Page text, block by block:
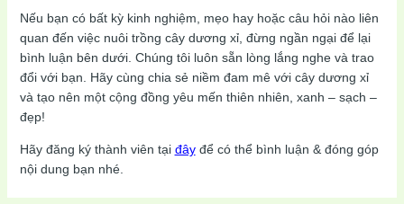
Nếu bạn có bất kỳ kinh nghiệm, mẹo hay hoặc câu hỏi nào liên
quan đến việc nuôi trồng cây dương xỉ, đừng ngần ngại để lại
bình luận bên dưới. Chúng tôi luôn sẵn lòng lắng nghe và trao
đổi với bạn. Hãy cùng chia sẻ niềm đam mê với cây dương xỉ
và tạo nên một cộng đồng yêu mến thiên nhiên, xanh – sạch –
đẹp!
Hãy đăng ký thành viên tại đâyđể có thể bình luận & đóng góp
nội dung bạn nhé.